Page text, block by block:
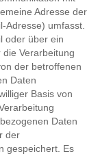
Adresse der
Adresse) umfasst.
oder über ein
Verarbeitung
der betroffenen
Daten
Basis von
Daten
der
gespeichert. Es